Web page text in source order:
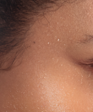
设备
facial cleansing
设备
deep facial hydration
设备
silicone sonic
P1 Primer
honey primer
护肤品
FAQ™ skincare
221
aging LED hand
护肤品
FAQ™ skincare
护肤品
skincare
产品
hair treatments
Red Light
skincare
FAQ™ skincare
2 Pro
IPL hair
2 body
body
预
预
预计
预